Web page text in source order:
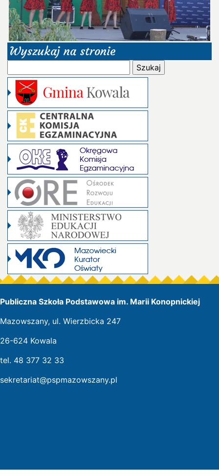
Wyszukaj na stronie
Publiczna Szkoła Podstawowa im. Marii Konopnickiej
Mazowszany, ul. Wierzbicka 247
26-624 Kowala
tel. 48 377 32 33
sekretariat@pspmazowszany.pl